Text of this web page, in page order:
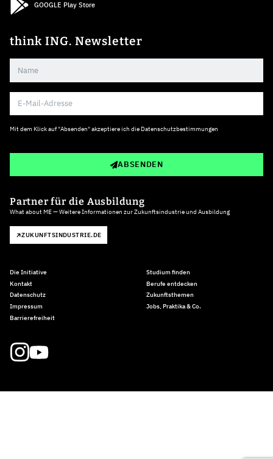
GOOGLE Play Store
think ING. Newsletter
Mit dem Klick auf "Absenden" akzeptiere ich die Datenschutzbestimmungen
ABSENDEN
Partner für die Ausbildung
What about ME — Weitere Informationen zur Zukunftsindustrie und Ausbildung
ZUKUNFTSINDUSTRIE.DE
Die Initiative
Kontakt
Datenschutz
Impressum
Barrierefreiheit
Studium finden
Berufe entdecken
Zukunftsthemen
Jobs, Praktika & Co.